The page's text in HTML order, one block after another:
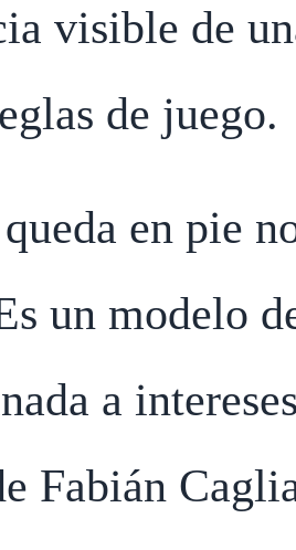
visible de
de juego.
en pie
un modelo
a
Fabián